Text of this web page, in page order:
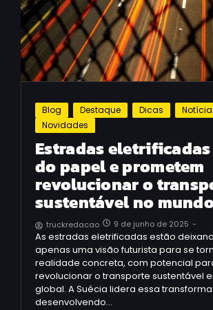
Blog Destaque Dicas
Novidades
Estradas eletrificadas
do papel e prometem
revolucionar o
sustentável no
truckredacao 9 de junho de 2025 -
As estradas eletrificadas estão
apenas uma visão futurista para se
realidade concreta, com potencial
revolucionar o transporte sustentável
global. A Suécia lidera essa
desenvolvendo…